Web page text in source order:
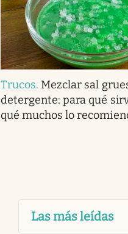
Trucos. Mezclar sal
detergente: para qué
qué muchos lo
Las más leídas